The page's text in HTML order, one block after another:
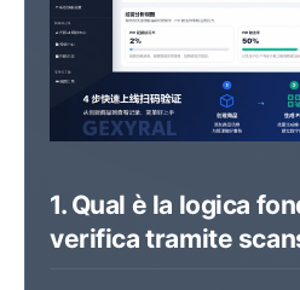
1. Qual è la logica
verifica tramite